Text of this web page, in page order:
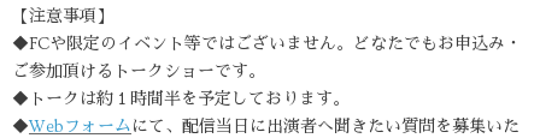
【注意事項】
◆FCや限定のイベント等ではございません。どなたでもお申込み・
ご参加頂けるトークショーです。
◆トークは約１時間半を予定しております。
◆Webフォームにて、配信当日に出演者へ聞きたい質問を募集いた